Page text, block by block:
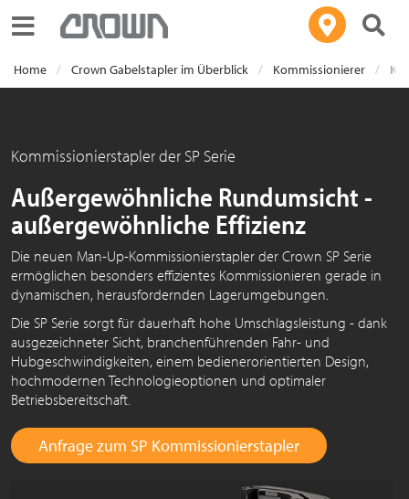
Toggle navigation
Home Crown Gabelstapler im Überblick Kommissionierer
Kommissionierstapler der SP Serie
Außergewöhnliche Rundumsicht -
außergewöhnliche Effizienz
Die neuen Man-Up-Kommissionierstapler der Crown SP Serie
ermöglichen besonders effizientes Kommissionieren gerade in
dynamischen, herausfordernden Lagerumgebungen.
Die SP Serie sorgt für dauerhaft hohe Umschlagsleistung - dank
ausgezeichneter Sicht, branchenführenden Fahr- und
Hubgeschwindigkeiten, einem bedienerorientierten Design,
hochmodernen Technologieoptionen und optimaler
Betriebsbereitschaft.
Anfrage zum SP Kommissionierstapler